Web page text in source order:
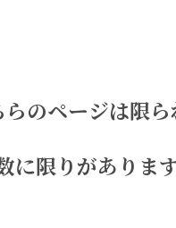
のページは限ら
に限りがありま